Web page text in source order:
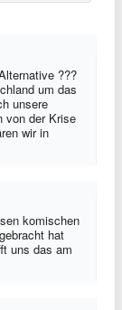
???
um das
unsere
von der Krise
wir in
komischen
hat
uns das am